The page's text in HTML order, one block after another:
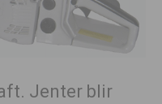
Jenter blir